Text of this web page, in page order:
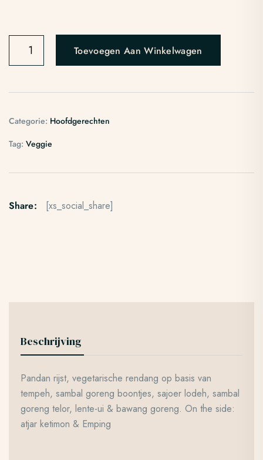
Toevoegen Aan Winkelwagen
Categorie: Hoofdgerechten
Tag: Veggie
Share: [xs_social_share]
Beschrijving
Pandan rijst, vegetarische rendang op basis van
tempeh, sambal goreng boontjes, sajoer lodeh, sambal
goreng telor, lente-ui & bawang goreng. On the side:
atjar ketimon & Emping